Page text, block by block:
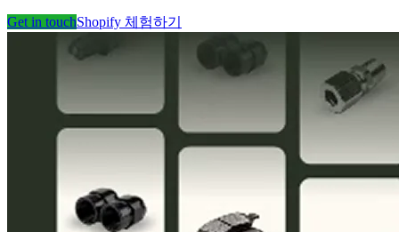
Get in touchShopify 체험하기